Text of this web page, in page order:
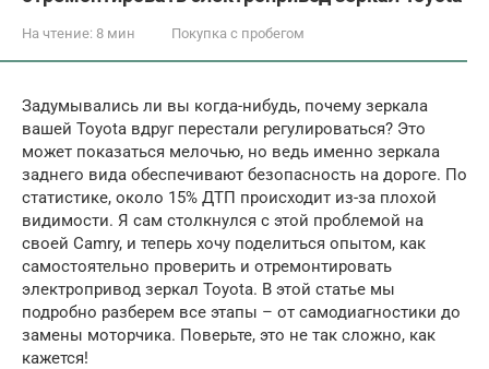
На чтение: 8 мин Покупка с пробегом
Задумывались ли вы когда-нибудь, почему зеркала
вашей Toyota вдруг перестали регулироваться? Это
может показаться мелочью, но ведь именно зеркала
заднего вида обеспечивают безопасность на дороге. По
статистике, около 15% ДТП происходит из-за плохой
видимости. Я сам столкнулся с этой проблемой на
своей Camry, и теперь хочу поделиться опытом, как
самостоятельно проверить и отремонтировать
электропривод зеркал Toyota. В этой статье мы
подробно разберем все этапы – от самодиагностики до
замены моторчика. Поверьте, это не так сложно, как
кажется!